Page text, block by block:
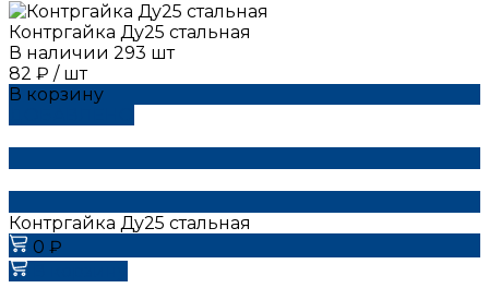
Контргайка Ду25 стальная
В наличии 293 шт
82 ₽ / шт
В корзину
Контргайка Ду25 стальная
0 ₽